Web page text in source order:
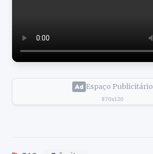
Espaço Publicitário
870x120